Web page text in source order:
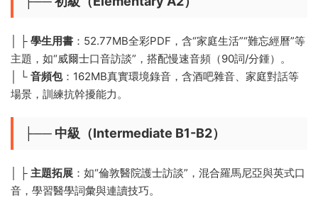
│ ├️ ​ ​學生用書​ ​：52.77MB全彩PDF，含“家庭生活”“難忘經曆”等
主題，如“威爾士口音訪談”，搭配慢速音頻（90詞/分鍾）。
│ └️ ​ ​音頻包​​：162MB真實環境錄音，含酒吧雜音、家庭對話等
場景，訓練抗幹擾能力。
├── ​ ​中級（Intermediate B1-B2）​
│ ├️ ​ ​主題拓展​ ​：如“倫敦醫院護士訪談”，混合羅馬尼亞與英式口
音，學習醫學詞彙與連讀技巧。